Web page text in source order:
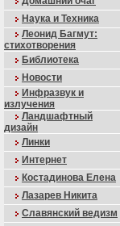
Наука и Техника
Леонид Багмут:
стихотворения
Библиотека
Новости
Инфразвук и
излучения
Ландшафтный
дизайн
Линки
Интернет
Костадинова Елена
Лазарев Никита
Славянский ведизм